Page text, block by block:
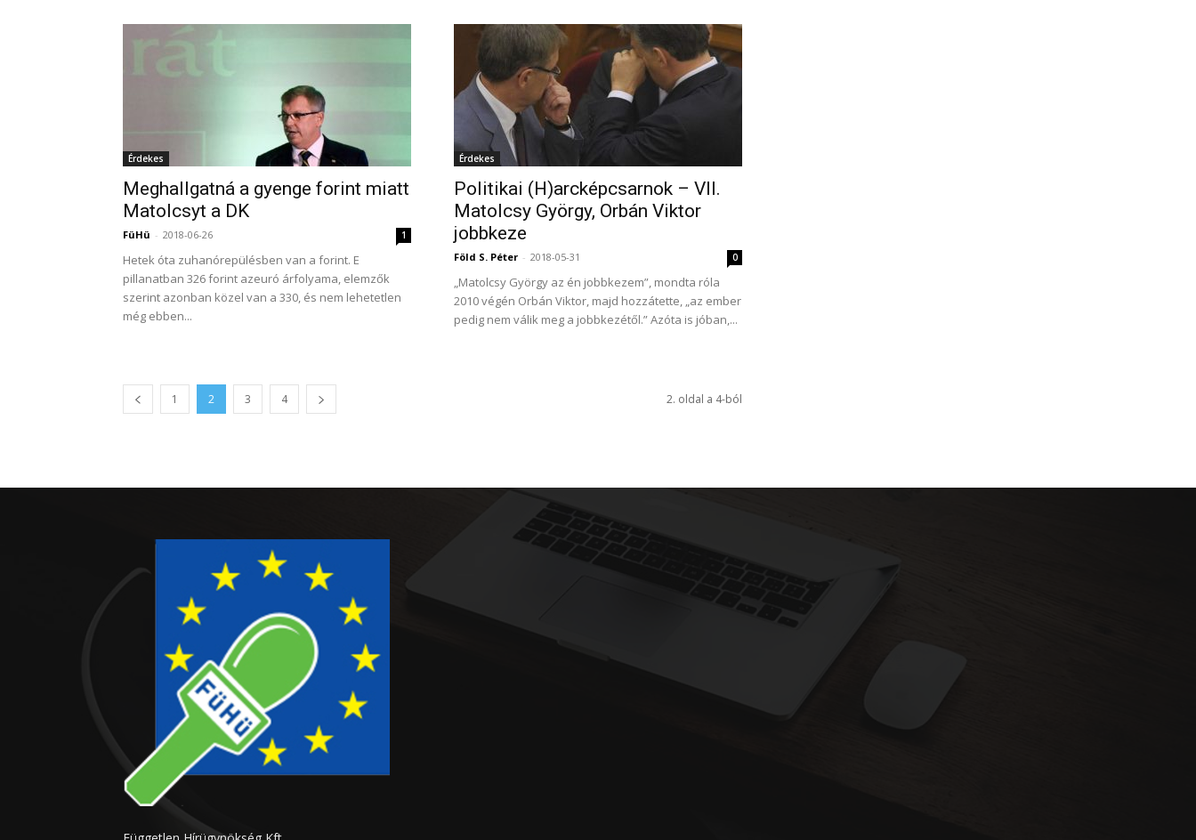
Érdekes
Meghallgatná a gyenge forint miatt
Matolcsyt a DK
FüHü - 2018-06-26 1
Hetek óta zuhanórepülésben van a forint. E
pillanatban 326 forint azeuró árfolyama, elemzők
szerint azonban közel van a 330, és nem lehetetlen
még ebben...
Érdekes
Politikai (H)arcképcsarnok – VII.
Matolcsy György, Orbán Viktor
jobbkeze
Föld S. Péter - 2018-05-31 0
„Matolcsy György az én jobbkezem”, mondta róla
2010 végén Orbán Viktor, majd hozzátette, „az ember
pedig nem válik meg a jobbkezétől.” Azóta is jóban,...
1 2 3 4 2. oldal a 4-ból